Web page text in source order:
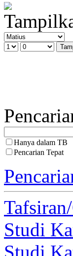
Hanya dalam TB
Pencarian Tepat
Studi